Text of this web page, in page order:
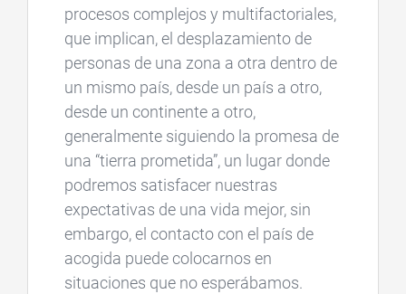
procesos complejos y multifactoriales,
que implican, el desplazamiento de
personas de una zona a otra dentro de
un mismo país, desde un país a otro,
desde un continente a otro,
generalmente siguiendo la promesa de
una “tierra prometida”, un lugar donde
podremos satisfacer nuestras
expectativas de una vida mejor, sin
embargo, el contacto con el país de
acogida puede colocarnos en
situaciones que no esperábamos.